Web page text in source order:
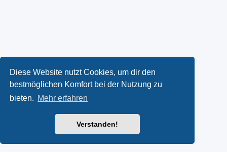
Diese Website nutzt Cookies, um dir den
bestmöglichen Komfort bei der Nutzung zu
bieten. Mehr erfahren
Verstanden!